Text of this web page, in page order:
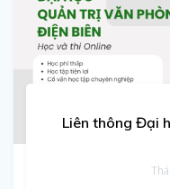
Liên thông Đại